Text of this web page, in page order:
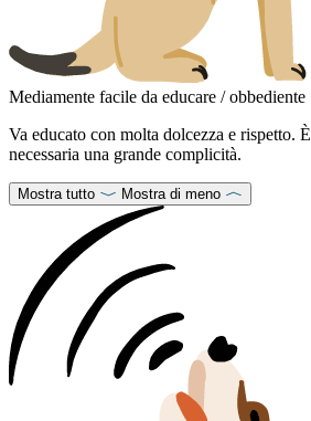
Mediamente facile da educare / obbediente
Va educato con molta dolcezza e rispetto. È
necessaria una grande complicità.
Mostra tutto Mostra di meno